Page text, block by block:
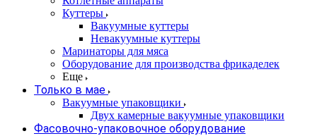
Куттеры
Вакуумные куттеры
Невакуумные куттеры
Маринаторы для мяса
Оборудование для производства фрикаделек
Еще
Только в мае
Вакуумные упаковщики
Двух камерные вакуумные упаковщики
Фасовочно-упаковочное оборудование